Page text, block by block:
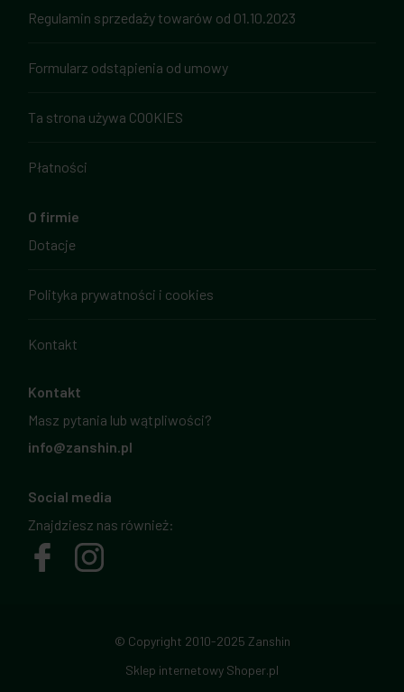
Regulamin sprzedaży towarów od 01.10.2023
Formularz odstąpienia od umowy
Ta strona używa COOKIES
Płatności
O firmie
Dotacje
Polityka prywatności i cookies
Kontakt
Kontakt
Masz pytania lub wątpliwości?
info@zanshin.pl
Social media
Znajdziesz nas również:
© Copyright 2010-2025 Zanshin
Sklep internetowy Shoper.pl